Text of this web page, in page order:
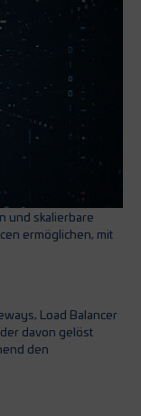
und skalierbare
ermöglichen, mit
Load Balancer
davon gelöst
den